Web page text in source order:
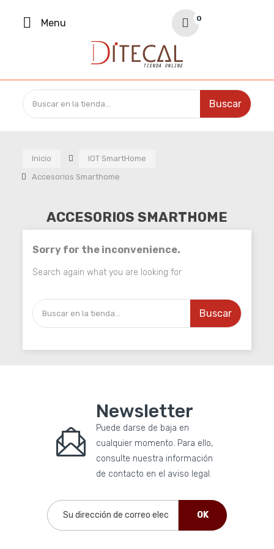
Menu 0
Buscar
Inicio
IOT SmartHome
Accesorios Smarthome
ACCESORIOS SMARTHOME
Sorry for the inconvenience.
Search again what you are looking for
Buscar
Newsletter
Puede darse de baja en
cualquier momento. Para ello,
consulte nuestra información
de contacto en el aviso legal.